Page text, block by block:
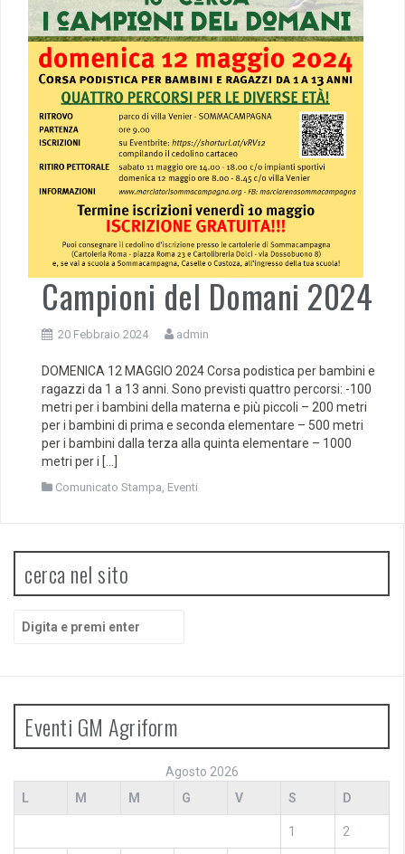
Campioni del Domani 2024
20 Febbraio 2024 admin
DOMENICA 12 MAGGIO 2024 Corsa podistica per bambini e
ragazzi da 1 a 13 anni. Sono previsti quattro percorsi: -100
metri per i bambini della materna e più piccoli – 200 metri
per i bambini di prima e seconda elementare – 500 metri
per i bambini dalla terza alla quinta elementare – 1000
metri per i […]
Comunicato Stampa, Eventi
cerca nel sito
Eventi GM Agriform
Agosto 2026
L
M M G V S D
1 2